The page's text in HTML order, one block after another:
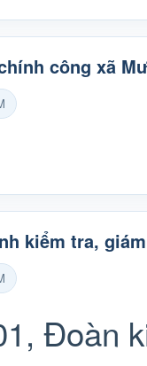
công xã
kiểm tra,
Đoàn